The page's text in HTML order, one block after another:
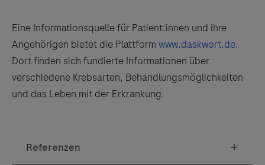
Eine Informationsquelle für Patient:innen und ihre
Angehörigen bietet die Plattform www.daskwort.de.
Dort finden sich fundierte Informationen über
verschiedene Krebsarten, Behandlungsmöglichkeiten
und das Leben mit der Erkrankung.